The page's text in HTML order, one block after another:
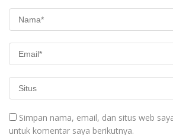
Simpan nama, email, dan situs web
untuk komentar saya berikutnya.